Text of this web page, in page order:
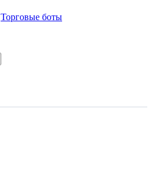
Торговые боты